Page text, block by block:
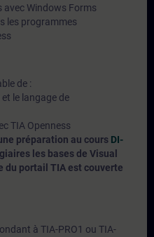
avec Windows Forms
les programmes
de :
le langage de
TIA Openness
préparation au cours DI-
les bases de Visual
du portail TIA est couverte
à TIA-PRO1 ou TIA-